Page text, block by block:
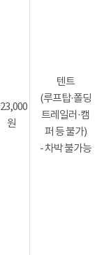
23,000
원
텐트
(루프탑·폴딩
트레일러·캠
퍼 등 불가)
- 차박 불가능